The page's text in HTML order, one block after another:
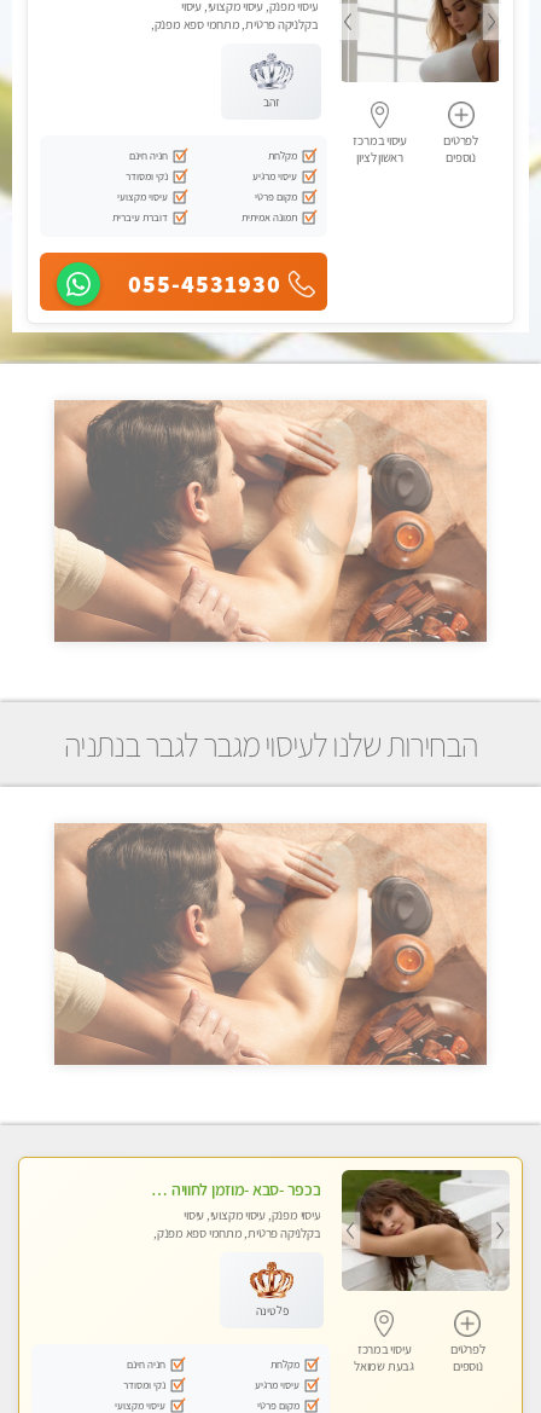
לפרטים
נוספים
עיסוי במרכז
ראשון לציון
עיסוי מפנק, עיסוי מקצועי, עיסוי
בקלניקה פרטית, מתחמי ספא מפנק,
זהב
מקלחת
חניה חינם
עיסוי מרגיע
נקי ומסודר
מקום פרטי
עיסוי מקצועי
תמונה אמיתית
דוברת עיברית
055-4531930
הבחירות שלנו לעיסוי מגבר לגבר בנתניה
לפרטים
נוספים
עיסוי במרכז
גבעת שמואל
בכפר -סבא -מוזמן לחוויה בלתי נשכחת!!!עיסוי מפנק ביותר מומלץ לחלוטין!!!
עיסוי מפנק, עיסוי מקצועי, עיסוי
בקלניקה פרטית, מתחמי ספא מפנק,
לנשים בלבד
פלטינה
מקלחת
חניה חינם
עיסוי מרגיע
נקי ומסודר
מקום פרטי
עיסוי מקצועי